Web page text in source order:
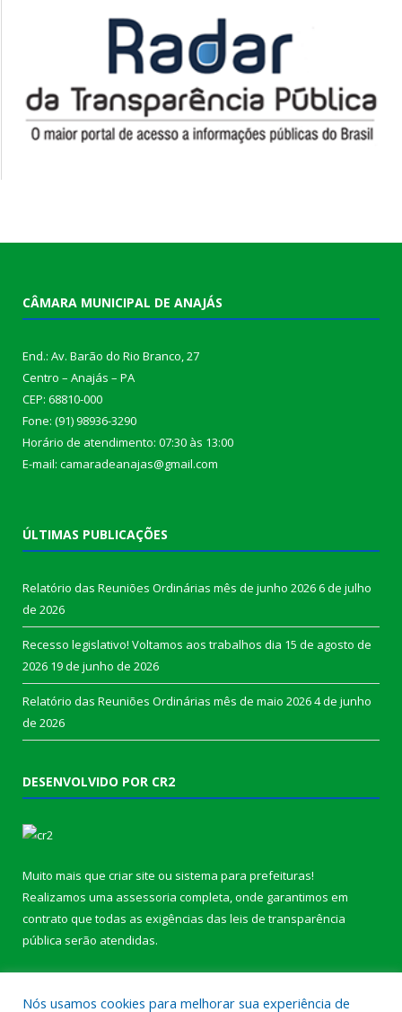
CÂMARA MUNICIPAL DE ANAJÁS
End.: Av. Barão do Rio Branco, 27
Centro – Anajás – PA
CEP: 68810-000
Fone: (91) 98936-3290
Horário de atendimento: 07:30 às 13:00
E-mail: camaradeanajas@gmail.com
ÚLTIMAS PUBLICAÇÕES
Relatório das Reuniões Ordinárias mês de junho 20266 de julho
de 2026
Recesso legislativo! Voltamos aos trabalhos dia 15 de agosto de
2026 19 de junho de 2026
Relatório das Reuniões Ordinárias mês de maio 20264 de junho
de 2026
DESENVOLVIDO POR CR2
Muito mais que criar site ou sistema para prefeituras!
Realizamos uma assessoria completa, onde garantimos em
contrato que todas as exigências das leis de transparência
pública serão atendidas.
Nós usamos cookies para melhorar sua experiência de